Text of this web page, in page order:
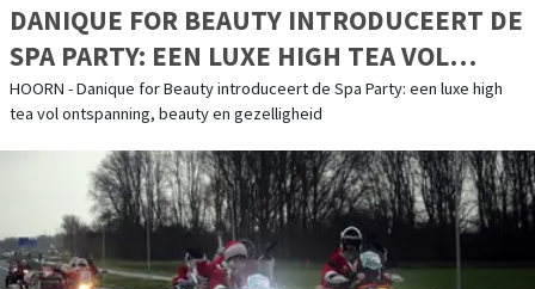
DANIQUE FOR BEAUTY INTRODUCEERT DE
SPA PARTY: EEN LUXE HIGH TEA VOL
ONTSPANNING, BEAUTY EN
GEZELLIGHEID
HOORN - Danique for Beauty introduceert de Spa Party: een luxe high
tea vol ontspanning, beauty en gezelligheid